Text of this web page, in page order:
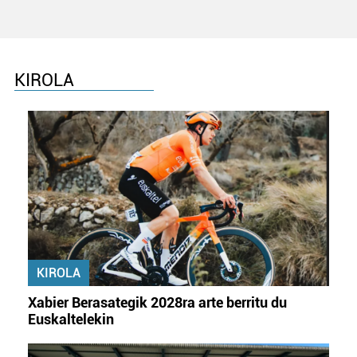
KIROLA
KIROLA
Xabier Berasategik 2028ra arte berritu du
Euskaltelekin